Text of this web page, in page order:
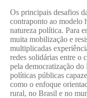
Os principais desafios
contraponto ao modelo
natureza política. Para
muita mobilização e
multiplicadas
redes solidárias entre o
pela democratização do
políticas públicas
como o enfoque
rural, no Brasil e no